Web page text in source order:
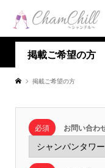
掲載ご希望の方
掲載ご希望の方
必須 お問い合わ